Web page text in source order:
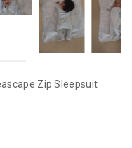
Zip Sleepsuit